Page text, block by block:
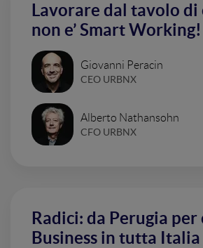
Lavorare dal tavolo di
non e’ Smart Working!
Giovanni Peracin
CEO URBNX
Alberto Nathansohn
CFO URBNX
Radici: da Perugia per
Business in tutta Italia